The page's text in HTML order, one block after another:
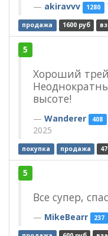
akiravvv 1280
продажа 1600 руб
5
Хороший
высоте!
Wanderer 408
2025
покупка продажа
5
Все супер,
MikeBearr 237